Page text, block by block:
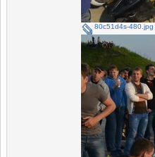
80c51d4s-480.jpg